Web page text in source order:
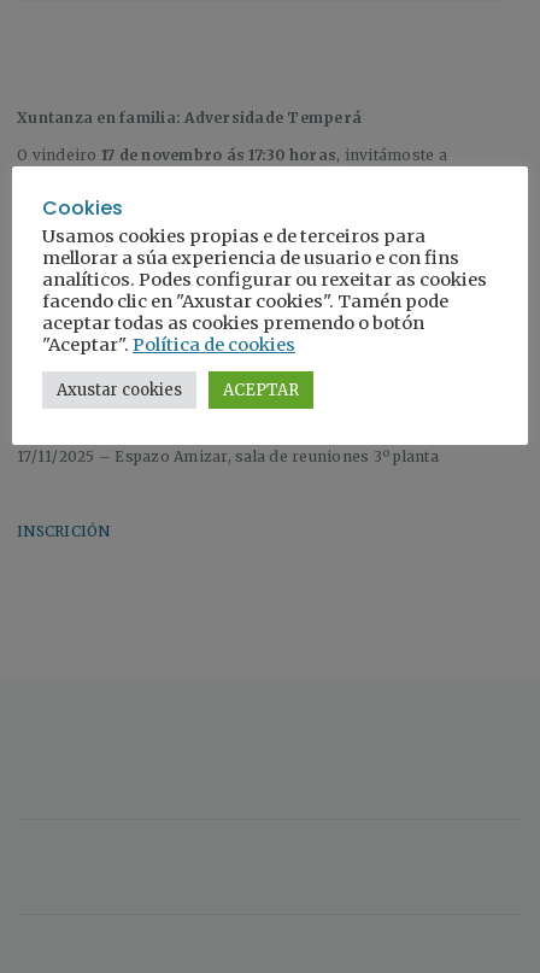
Xuntanza en familia: Adversidade Temperá
O vindeiro 17 de novembro ás 17:30 horas, invitámoste a
Temperá.
Hai algo que temos claro:non podemos cambiar o seu pasado…
pero sí o seu FUTURO
Nesta xuntanza falaremos sobre como recoñecer esas feridas,
como nomealas, e sobre todo… como xerar vínculos máis seguros
e máis amorosos para avanzar xuntas e xuntos.
Facémolo da man de Petales .
17/11/2025 – Espazo Amizar, sala de reuniones 3º planta
INSCRICIÓN
Cookies
Usamos cookies propias e de terceiros para
mellorar a súa experiencia de usuario e con fins
analíticos. Podes configurar ou rexeitar as cookies
facendo clic en "Axustar cookies". Tamén pode
aceptar todas as cookies premendo o botón
"Aceptar". Política de cookies
Axustar cookies ACEPTAR